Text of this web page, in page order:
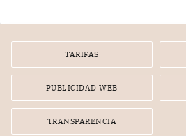
TARIFAS
PUBLICIDAD WEB
TRANSPARENCIA